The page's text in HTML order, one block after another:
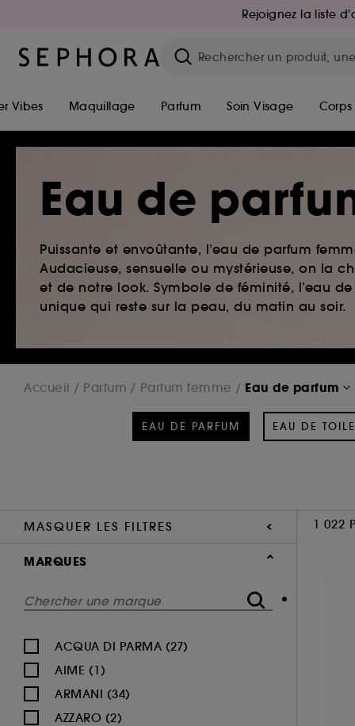
Rejoignez la liste
Vibes Maquillage Parfum Soin Visage Corps
Eau de
Puissante et envoûtante, l’eau de parfum
Audacieuse, sensuelle ou mystérieuse, on la
et de notre look. Symbole de féminité, l’eau
unique qui reste sur la peau, du matin au soir.
Accueil Parfum Parfum femme Eau de parfum
EAU DE PARFUM EAU DE
MASQUER LES FILTRES 1 022
MARQUES
ACQUA DI PARMA (27)
AIME (1)
ARMANI (34)
AZZARO (2)